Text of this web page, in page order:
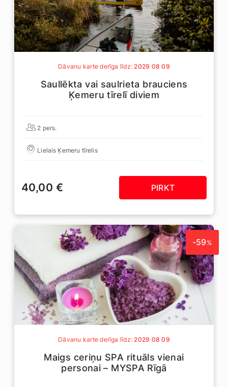
Dāvanu karte derīga līdz: 2029 08 09
Saullēkta vai saulrieta brauciens
Ķemeru tīrelī diviem
2 pers.
Lielais Ķemeru tīrelis
40,00 € PIRKT
-59%
Dāvanu karte derīga līdz: 2029 08 09
Maigs ceriņu SPA rituāls vienai
personai – MYSPA Rīgā